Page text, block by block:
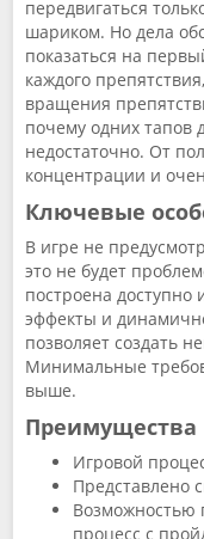
передвигаться
шариком. Но дела
показаться на
каждого
вращения
почему одних тапов
недостаточно. От
концентрации и
Ключевые
В игре не
это не будет
построена доступно
эффекты и
позволяет создать
Минимальные
выше.
Преимущества
Игровой
Представлено
Возможностью
процесс с